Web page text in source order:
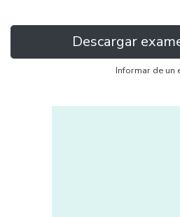
Descargar
Informar de un